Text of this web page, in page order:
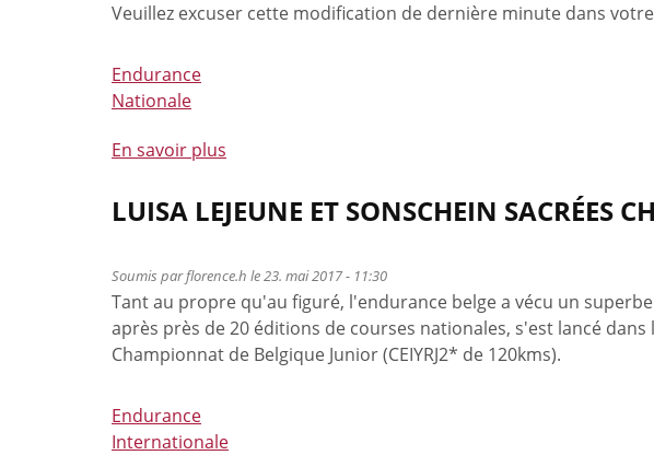
Veuillez excuser cette modification de dernière minute dans
Endurance
Nationale
En savoir plus
de
Annulation
410
Francorchamps
du
2/07/2017
LUISA LEJEUNE ET SONSCHEIN SACRÉES
Soumis parflorence.h le 23. mai 2017 - 11:30
Tant au propre qu'au figuré, l'endurance belge a vécu un
après près de 20 éditions de courses nationales, s'est lancé
Championnat de Belgique Junior (CEIYRJ2* de 120kms).
Endurance
Internationale